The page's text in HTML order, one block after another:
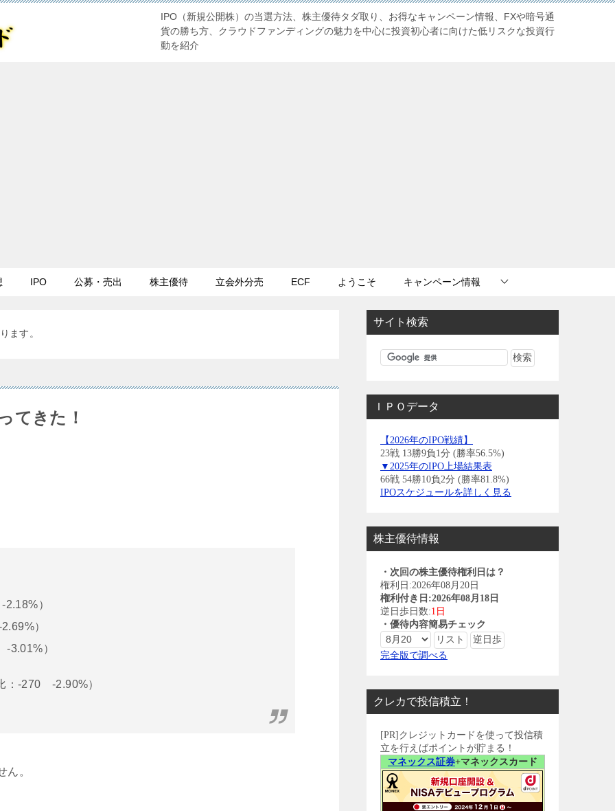
IPO（新規公開株）の当選方法、株主優待タダ取り、お得なキャンペーン情報、FXや暗号通
貨の勝ち方、クラウドファンディングの魅力を中心に投資初心者に向けた低リスクな投資行
動を紹介
IPO 公募・売出 株主優待 立会外分売 ECF ようこそ キャンペーン情報
ます。
てきた！
）
）
）
：-270 -2.90%）
ん。
サイト検索
ＩＰＯデータ
【2026年のIPO戦績】
23戦 13勝9負1分 (勝率56.5%)
▼2025年のIPO上場結果表
66戦 54勝10負2分 (勝率81.8%)
IPOスケジュールを詳しく見る
株主優待情報
・次回の株主優待権利日は？
権利日:2026年08月20日
権利付き日:2026年08月18日
逆日歩日数:1日
・優待内容簡易チェック
完全版で調べる
クレカで投信積立！
[PR]クレジットカードを使って投信積
立を行えばポイントが貯まる！
マネックス証券+マネックスカード